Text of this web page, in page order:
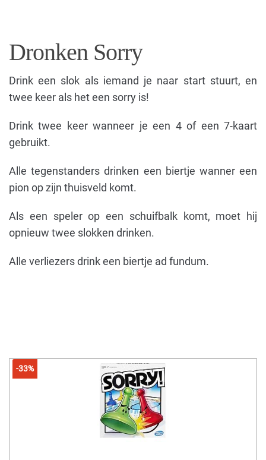
Dronken Sorry
Drink een slok als iemand je naar start stuurt, en
twee keer als het een sorry is!
Drink twee keer wanneer je een 4 of een 7-kaart
gebruikt.
Alle tegenstanders drinken een biertje wanner een
pion op zijn thuisveld komt.
Als een speler op een schuifbalk komt, moet hij
opnieuw twee slokken drinken.
Alle verliezers drink een biertje ad fundum.
-33%